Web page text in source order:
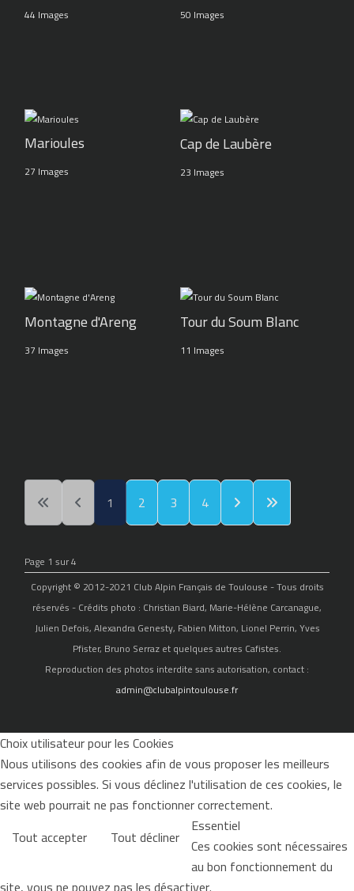
44 Images 50 Images
Marioules
27 Images
Cap de Laubère
23 Images
Montagne d'Areng
37 Images
Tour du Soum Blanc
11 Images
1 2 3 4
Page 1 sur 4
Copyright © 2012-2021 Club Alpin Français de Toulouse - Tous droits
réservés - Crédits photo : Christian Biard, Marie-Hélène Carcanague,
Julien Defois, Alexandra Genesty, Fabien Mitton, Lionel Perrin, Yves
Pfister, Bruno Serraz et quelques autres Cafistes.
Reproduction des photos interdite sans autorisation, contact :
admin@clubalpintoulouse.fr
Choix utilisateur pour les Cookies
Nous utilisons des cookies afin de vous proposer les meilleurs
services possibles. Si vous déclinez l'utilisation de ces cookies, le
site web pourrait ne pas fonctionner correctement.
Tout accepter
Tout décliner Essentiel
Ces cookies sont nécessaires
au bon fonctionnement du